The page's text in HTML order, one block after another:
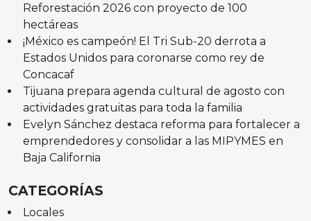
Reforestación 2026 con proyecto de 100
hectáreas
¡México es campeón! El Tri Sub-20 derrota a
Estados Unidos para coronarse como rey de
Concacaf
Tijuana prepara agenda cultural de agosto con
actividades gratuitas para toda la familia
Evelyn Sánchez destaca reforma para fortalecer a
emprendedores y consolidar a las MIPYMES en
Baja California
CATEGORÍAS
Locales